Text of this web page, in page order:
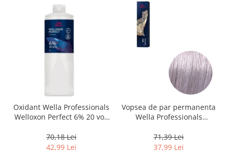
Oxidant Wella Professionals
Welloxon Perfect 6% 20 vol,
70,18 Lei
42,99 Lei
Vopsea de par permanenta
Wella Professionals
, Blond Special Albastrui
Cenusiu, 60 ml
71,39 Lei
37,99 Lei